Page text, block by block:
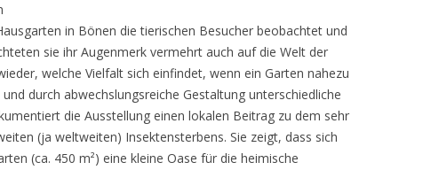
in Bönen die tierischen Besucher beobachtet und
sie ihr Augenmerk vermehrt auch auf die Welt der
welche Vielfalt sich einfindet, wenn ein Garten nahezu
durch abwechslungsreiche Gestaltung unterschiedliche
die Ausstellung einen lokalen Beitrag zu dem sehr
(ja weltweiten) Insektensterbens. Sie zeigt, dass sich
(ca. 450 m²) eine kleine Oase für die heimische